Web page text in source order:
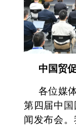
中国贸
各位媒
第四届中
闻发布会